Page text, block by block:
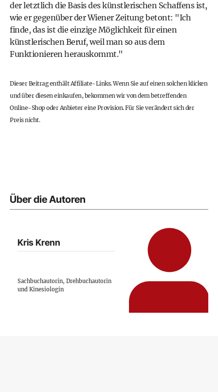
der letztlich die Basis des künstlerischen Schaffens ist,
wie er gegenüber derWiener Zeitungbetont: "Ich
finde, das ist die einzige Möglichkeit für einen
künstlerischen Beruf, weil man so aus dem
Funktionieren herauskommt."
Dieser Beitrag enthält Affiliate-Links. Wenn Sie auf einen solchen klicken
und über diesen einkaufen, bekommen wir von dem betreffenden
Online-Shop oder Anbieter eine Provision. Für Sie verändert sich der
Preis nicht.
Über die Autoren
Kris Krenn
Sachbuchautorin, Drehbuchautorin
und Kinesiologin